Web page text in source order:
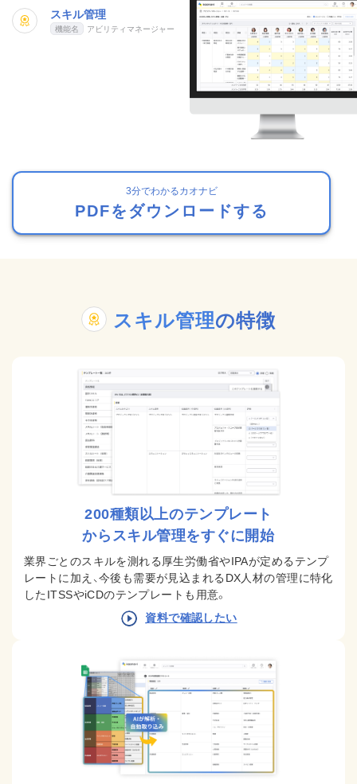
スキル管理
アビリティマネージャー
3分でわかるカオナビ
PDFをダウンロードする
スキル管理の特徴
200種類以上のテンプレート
からスキル管理をすぐに開始
業界ごとのスキルを測れる厚生労働省やIPAが定めるテンプ
レートに加え、今後も需要が見込まれるDX人材の管理に特化
したITSSやiCDのテンプレートも用意。
資料で確認したい